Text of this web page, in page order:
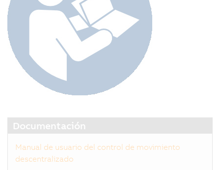
Documentación
Manual de usuario del control de movimiento
descentralizado